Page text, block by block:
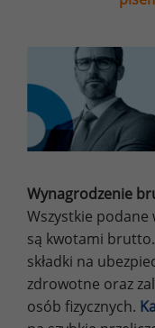
Wynagrodzenie
Wszystkie
są kwotami
składki na
zdrowotne oraz
osób fizycznych.